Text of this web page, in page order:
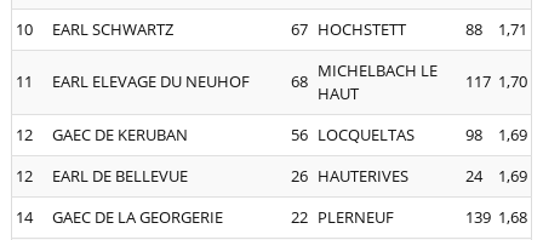
10
EARL SCHWARTZ 67 HOCHSTETT 88 1,71
11 EARL ELEVAGE DU NEUHOF 68 MICHELBACH LE
HAUT
117 1,70
12 GAEC DE KERUBAN 56 LOCQUELTAS 98
1,69
12
EARL DE BELLEVUE 26 HAUTERIVES 24
1,69
14
GAEC DE LA GEORGERIE 22 PLERNEUF 139 1,68